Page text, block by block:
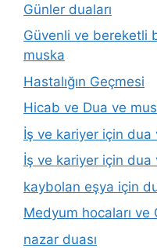
Günler duaları
Güvenli ve bereketli
muska
Hastalığın Geçmesi
Hicab ve Dua ve
İş ve kariyer için dua
İş ve kariyer için dua
kaybolan eşya için
Medyum hocaları ve
nazar duası